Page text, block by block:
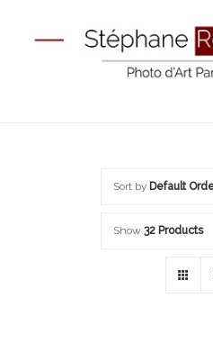
Sort by Default
Show 32 Products